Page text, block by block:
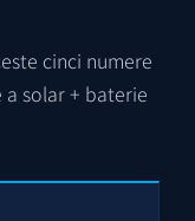
cinci numere
solar + baterie